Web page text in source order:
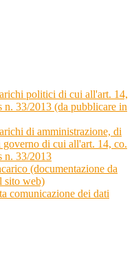
politici di cui all'art. 14,
n. 33/2013 (da pubblicare in
di amministrazione, di
governo di cui all'art. 14, co.
n. 33/2013
(documentazione da
sito web)
comunicazione dei dati